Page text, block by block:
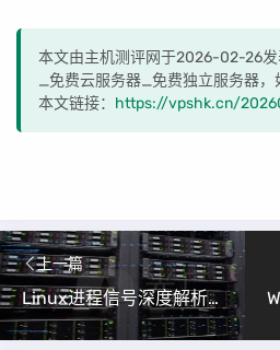
本文由主机测评网于2026-02-26
_免费云服务器_免费独立服务器，
本文链接： https://vpshk.cn/
上一篇
Linux进程信号深度解析（信号保存与处理技巧）